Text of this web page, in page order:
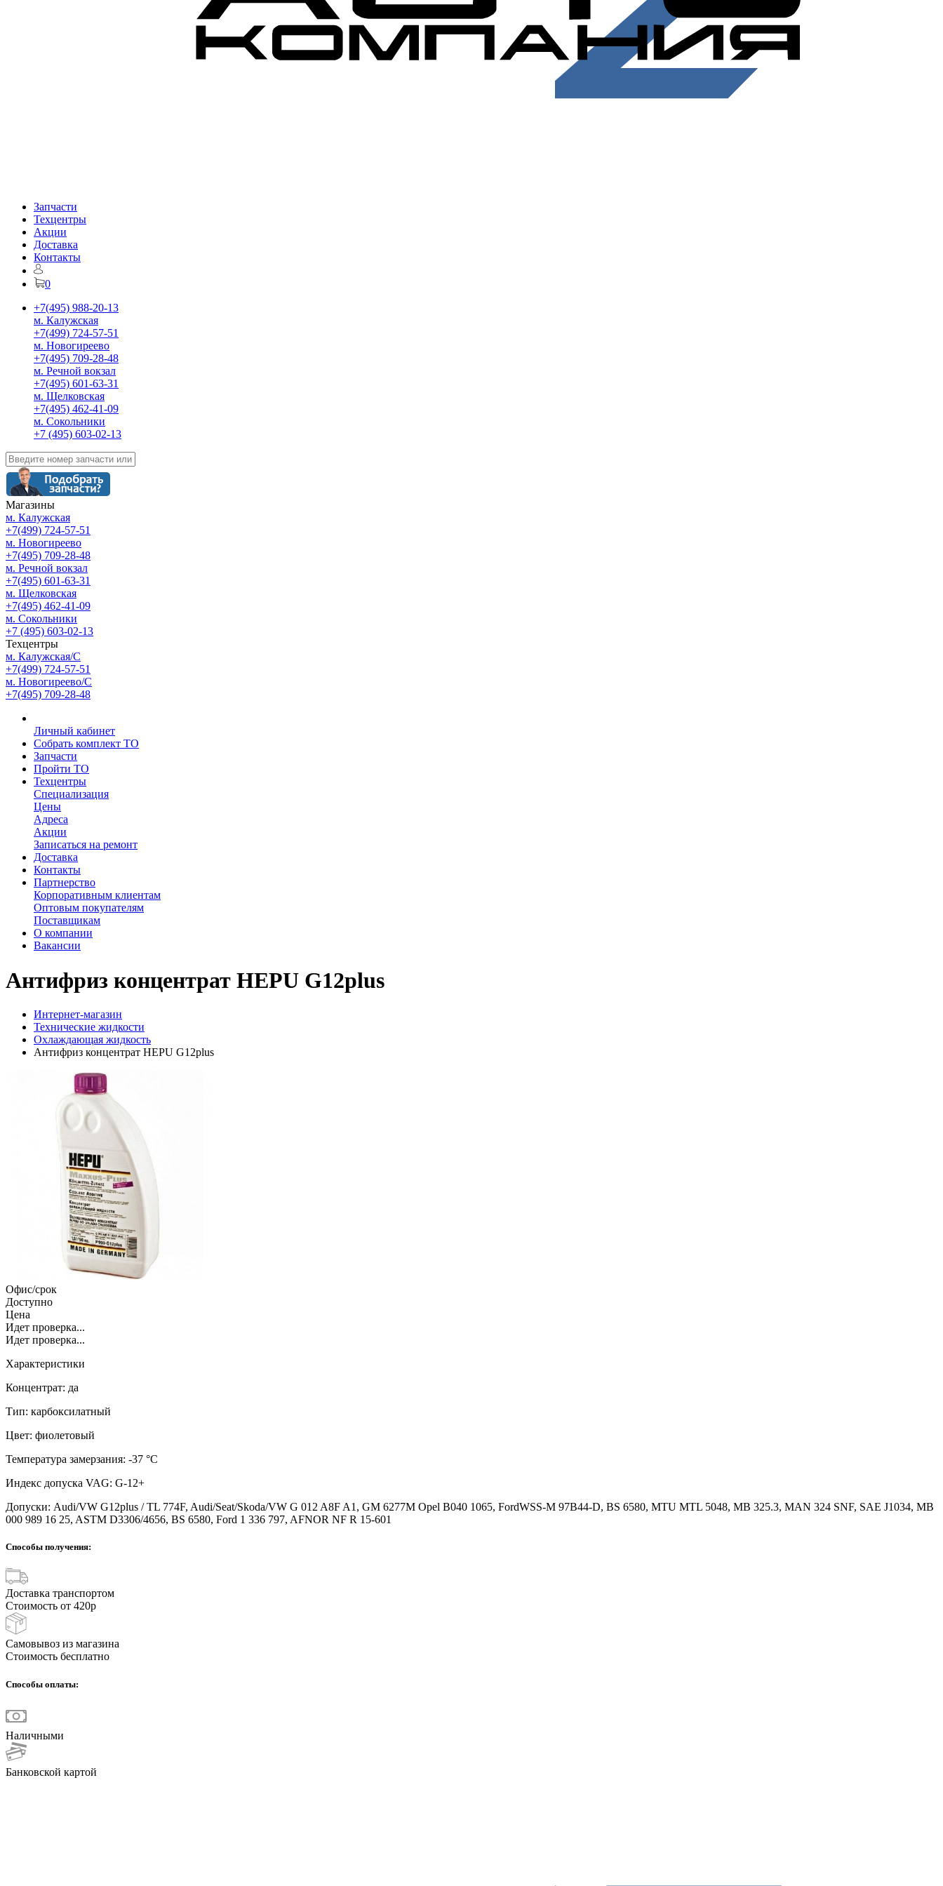
Запчасти
Техцентры
Акции
Доставка
Контакты
0
+7(495) 988-20-13
м. Калужская
+7(499) 724-57-51
м. Новогиреево
+7(495) 709-28-48
м. Речной вокзал
+7(495) 601-63-31
м. Щелковская
+7(495) 462-41-09
м. Сокольники
+7 (495) 603-02-13
Магазины
м. Калужская
+7(499) 724-57-51
м. Новогиреево
+7(495) 709-28-48
м. Речной вокзал
+7(495) 601-63-31
м. Щелковская
+7(495) 462-41-09
м. Сокольники
+7 (495) 603-02-13
Техцентры
м. Калужская/С
+7(499) 724-57-51
м. Новогиреево/С
+7(495) 709-28-48
Личный кабинет
Собрать комплект ТО
Запчасти
Пройти ТО
Техцентры
Специализация
Цены
Адреса
Акции
Записаться на ремонт
Доставка
Контакты
Партнерство
Корпоративным клиентам
Оптовым покупателям
Поставщикам
О компании
Вакансии
Антифриз концентрат HEPU G12plus
Интернет-магазин
Технические жидкости
Охлаждающая жидкость
Антифриз концентрат HEPU G12plus
Офис/срок
Доступно
Цена
Идет проверка...
Идет проверка...
Характеристики
Концентрат: да
Тип: карбоксилатный
Цвет: фиолетовый
Температура замерзания: -37 °C
Индекс допуска VAG: G-12+
Допуски: Audi/VW G12plus / TL 774F, Audi/Seat/Skoda/VW G 012 A8F A1, GM 6277M Opel B040 1065, FordWSS-M 97B44-D, BS 6580, MTU MTL 5048, MB 325.3, MAN 324 SNF, SAE J1034, MB
000 989 16 25, ASTM D3306/4656, BS 6580, Ford 1 336 797, AFNOR NF R 15-601
Способы получения:
Доставка транспортом
Стоимость от 420р
Самовывоз из магазина
Стоимость бесплатно
Способы оплаты:
Наличными
Банковской картой